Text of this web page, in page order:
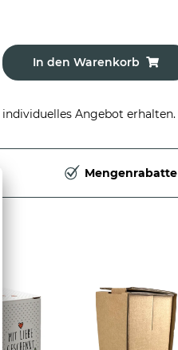
In den Warenkorb
Angebot erhalten.
Mengenrabatte